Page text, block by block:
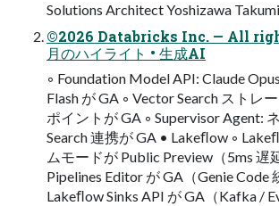
Solutions Architect Yoshizawa Takumi
©2026 Databricks Inc. — All
月のハイライト • ⽣成AI
◦ Foundation Model API: Claude
Flash が GA ◦ Vector Search ストレ
ポイントが GA ◦ Supervisor Agent:
Search 連携が GA • Lakeﬂow ◦
ムモードが Public Preview（5ms 遅
Pipelines Editor が GA（Genie Code
Lakeﬂow Sinks API が GA（Kafka /